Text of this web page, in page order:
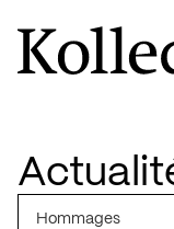
Aller à la page
Logo Kollectif
Hommages